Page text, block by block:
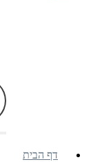
דף הבית